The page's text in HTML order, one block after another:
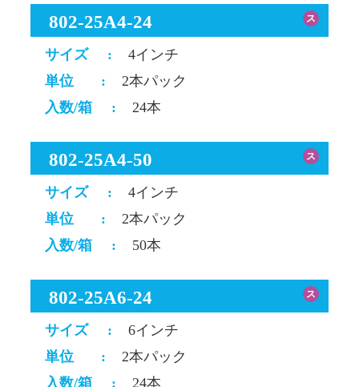
802-25A4-24 ス
サイズ :
4インチ
単位
:
2本パック
入数/箱
: 24本
802-25A4-50 ス
サイズ :
4インチ
単位
:
2本パック
入数/箱
: 50本
802-25A6-24 ス
サイズ :
6インチ
単位
:
2本パック
入数/箱
: 24本